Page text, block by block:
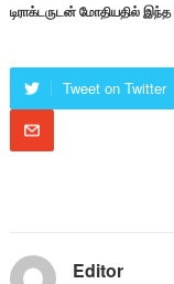
டிராக்டருடன் மோதியதில் இந்த
Tweet on Twitter
Editor